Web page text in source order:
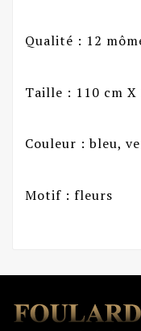
Qualité : 12
Taille : 110 cm X
Couleur : bleu,
Motif : fleurs